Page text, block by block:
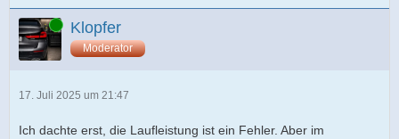
Online Klopfer
Moderator
17. Juli 2025 um 21:47
Ich dachte erst, die Laufleistung ist ein Fehler. Aber im